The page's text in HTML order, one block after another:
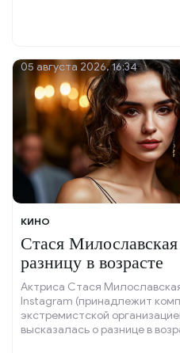
КИНО
Стася
разницу в возрасте
Актриса Стася
Instagram (принадлежит
экстремистской
высказалась о разнице в
05 августа 2026, 16:34